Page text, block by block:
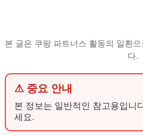
본 글은 쿠팡 파트너스 활동의 일환
다.
⚠ 중요 안내
본 정보는 일반적인 참고용입니
세요.